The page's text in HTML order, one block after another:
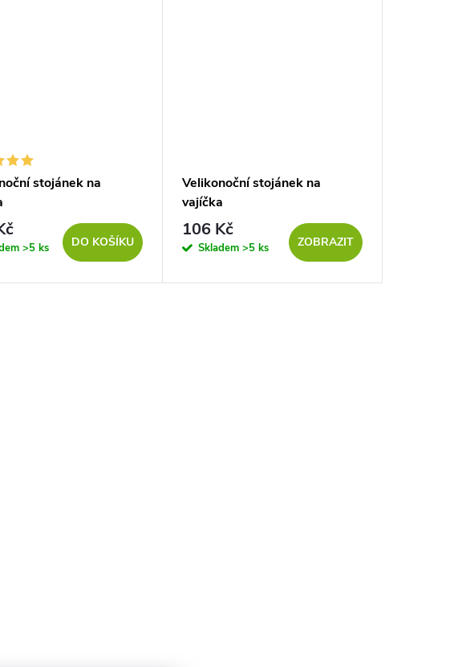
stojánek na
>5 ks DO KOŠÍKU
Velikonoční stojánek na
vajíčka
106 Kč
Skladem >5 ks ZOBRAZIT